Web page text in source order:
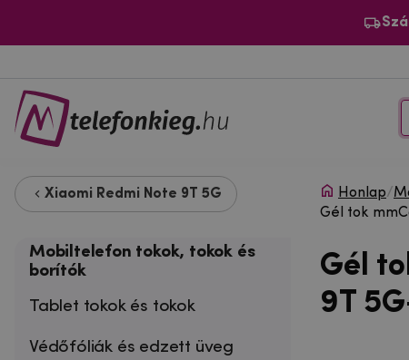
Xiaomi Redmi Note 9T 5G
Mobiltelefon tokok, tokok és
borítók
Tablet tokok és tokok
Védőfóliák és edzett üveg
Honlap/
Gél tok
Gél
9T